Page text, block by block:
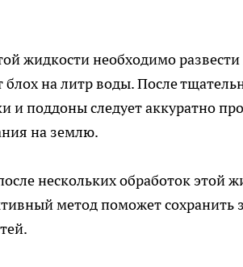
жидкости необходимо
блох на литр воды. После
и поддоны следует аккуратно
на землю.
нескольких обработок этой
метод поможет сохранить